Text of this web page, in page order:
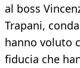
al boss
Trapani,
hanno voluto
fiducia che